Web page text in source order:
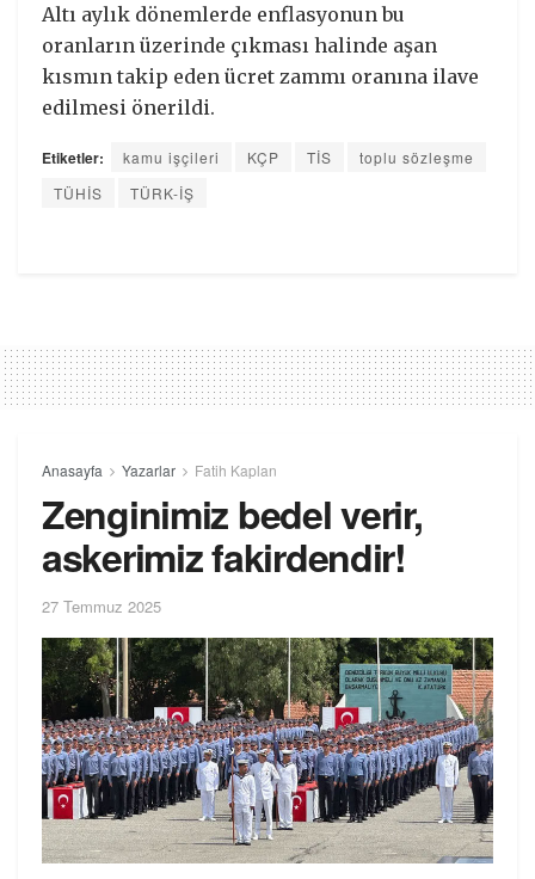
Altı aylık dönemlerde enflasyonun bu
oranların üzerinde çıkması halinde aşan
kısmın takip eden ücret zammı oranına ilave
edilmesi önerildi.
Etiketler: kamu işçileri KÇP TİS
toplu sözleşme
TÜHİS
TÜRK-İŞ
Anasayfa Yazarlar Fatih Kaplan
Zenginimiz bedel verir,
askerimiz fakirdendir!
27 Temmuz 2025